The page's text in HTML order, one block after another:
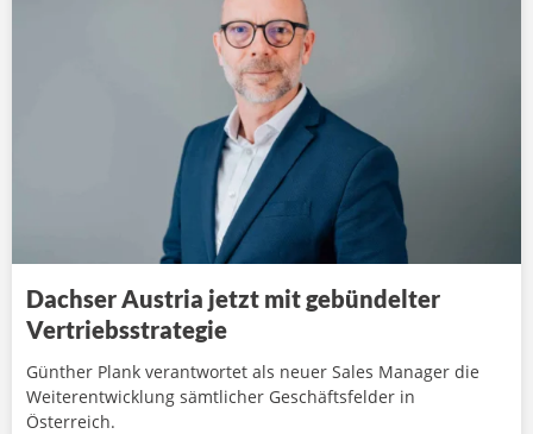
Dachser Austria jetzt mit gebündelter
Vertriebsstrategie
Günther Plank verantwortet als neuer Sales Manager die
Weiterentwicklung sämtlicher Geschäftsfelder in
Österreich.